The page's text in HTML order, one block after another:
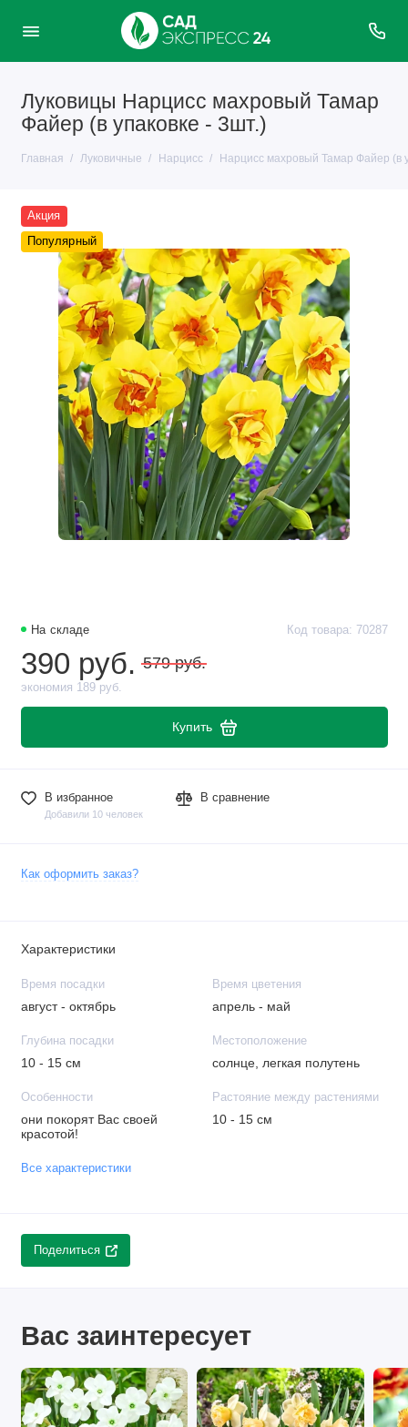
Луковицы Нарцисс махровый Тамар
Файер (в упаковке - 3шт.)
Главная Луковичные Нарцисс Нарцисс махровый Тамар Файер (в
Акция
Популярный
На складе Код товара: 70287
390 руб. 579 руб.
экономия 189 руб.
Купить
В избранное
Добавили 10 человек
В сравнение
Как оформить заказ?
Характеристики
Время посадки
август - октябрь
Время цветения
апрель - май
Глубина посадки
10 - 15 см
Местоположение
солнце, легкая полутень
Особенности
они покорят Вас своей
красотой!
Растояние между растениями
10 - 15 см
Все характеристики
Поделиться
Вас заинтересует